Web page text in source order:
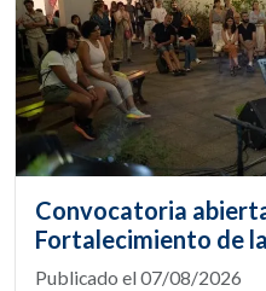
Convocatoria
Fortalecimiento de
Publicado el 07/08/2026